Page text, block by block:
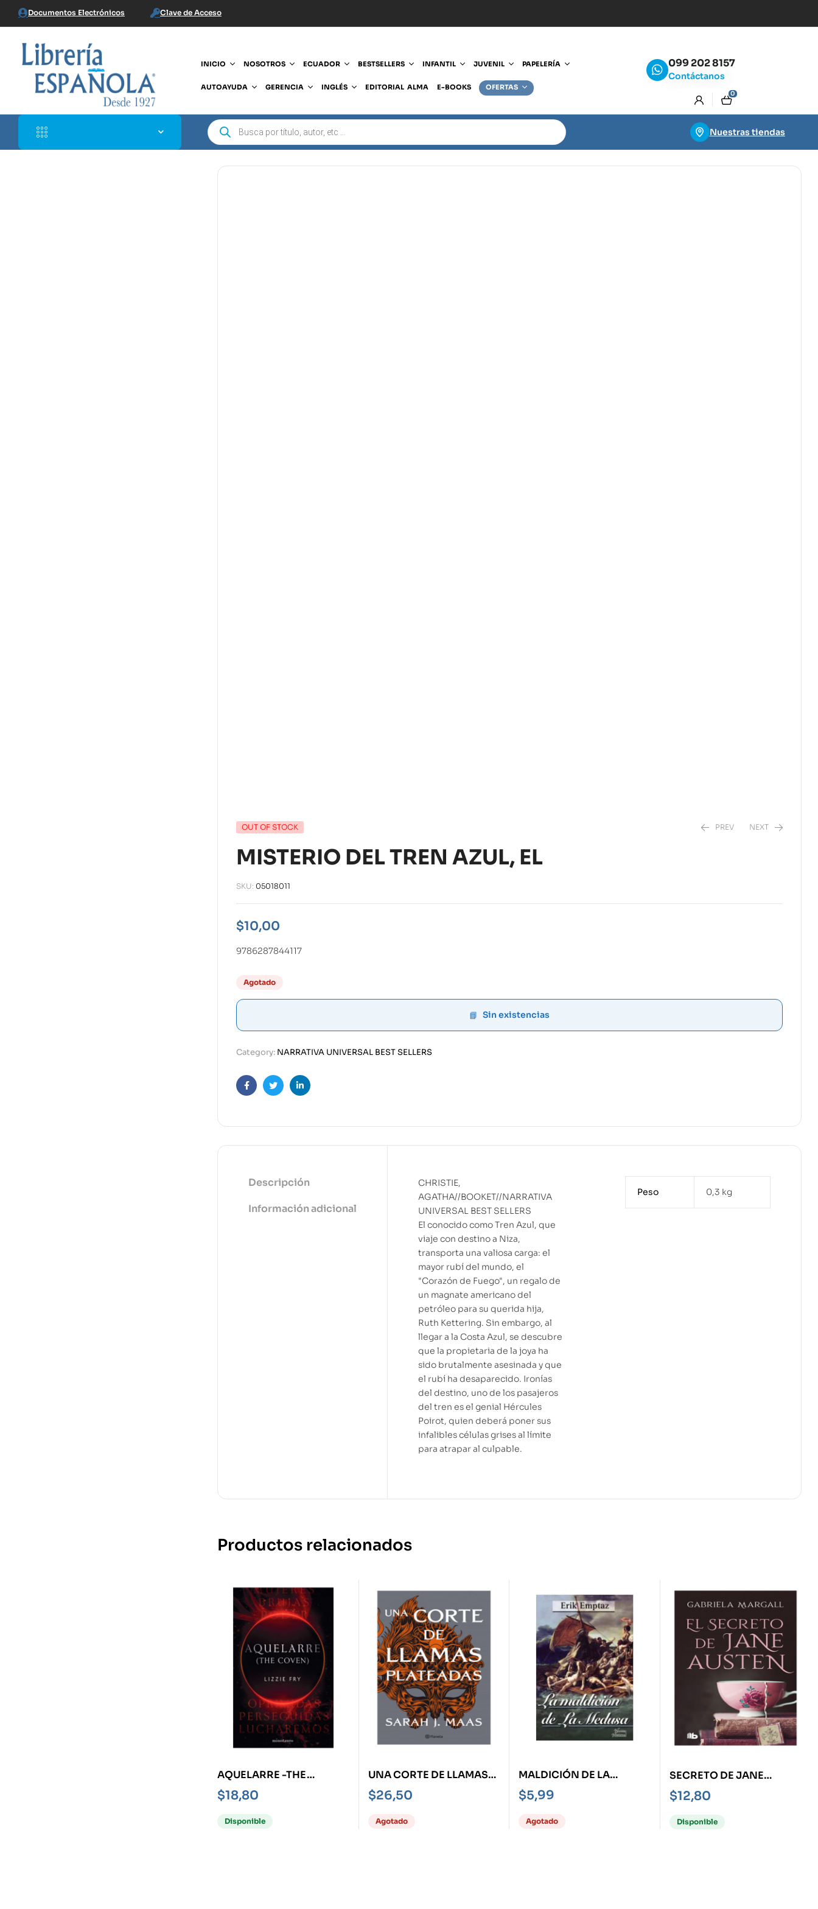
Documentos Electrónicos Clave de Acceso
INICIO NOSOTROS ECUADOR BESTSELLERS INFANTIL JUVENIL PAPELERÍA
AUTOAYUDA GERENCIA INGLÉS EDITORIAL ALMA E-BOOKS OFERTAS
099 202 8157
Contáctanos
0
Nuestras tiendas
OUT OF STOCK PREV NEXT
MISTERIO DEL TREN AZUL, EL
SKU: 05018011
$10,00
9786287844117
Agotado
Sin existencias
Category: NARRATIVA UNIVERSAL BEST SELLERS
FacebookTwitterLinkedin
Descripción
Información adicional
CHRISTIE,
AGATHA//BOOKET//NARRATIVA
UNIVERSAL BEST SELLERS
El conocido como Tren Azul, que
viaje con destino a Niza,
transporta una valiosa carga: el
mayor rubí del mundo, el
"Corazón de Fuego", un regalo de
un magnate americano del
petróleo para su querida hija,
Ruth Kettering. Sin embargo, al
llegar a la Costa Azul, se descubre
que la propietaria de la joya ha
sido brutalmente asesinada y que
el rubí ha desaparecido. Ironías
del destino, uno de los pasajeros
del tren es el genial Hércules
Poirot, quien deberá poner sus
infalibles células grises al límite
para atrapar al culpable.
Peso 0,3 kg
Productos relacionados
AQUELARRE -THE
COVEN-
$18,80
Disponible
UNA CORTE DE LLAMAS
PLATEADAS
$26,50
Agotado
MALDICIÓN DE LA
MEDUSA, LA
$5,99
Agotado
SECRETO DE JANE
AUSTEN, EL
$12,80
Disponible